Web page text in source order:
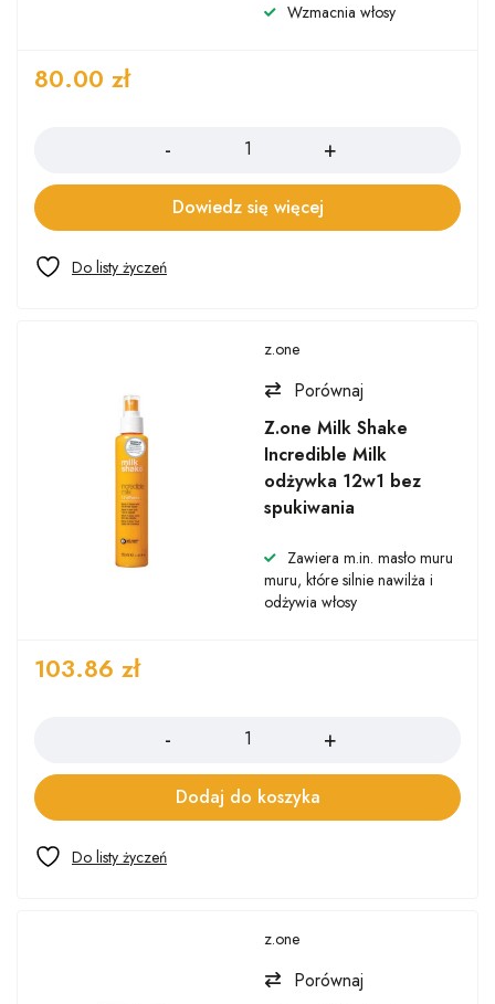
Wzmacnia włosy
80.00 zł
Dowiedz się więcej
z.one
Porównaj
Z.one Milk Shake
Incredible Milk
odżywka 12w1 bez
spukiwania
Zawiera m.in. masło muru
muru, które silnie nawilża i
odżywia włosy
103.86 zł
Dodaj do koszyka
z.one
Porównaj